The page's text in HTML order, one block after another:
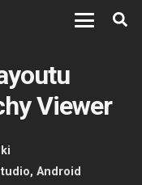
Viewer
, Android